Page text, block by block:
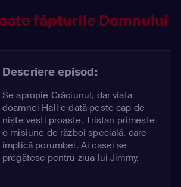
făpturile Domnului
Descriere episod:
Se apropie Crăciunul, dar viața
doamnei Hall e dată peste cap de
niște vești proaste. Tristan primește
o misiune de război specială, care
implică porumbei. Ai casei se
pregătesc pentru ziua lui Jimmy.